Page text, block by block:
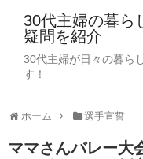
30代主婦の暮ら
疑問を紹介
30代主婦が日々の暮ら
す！
ホーム 選手宣誓
ママさんバレー大